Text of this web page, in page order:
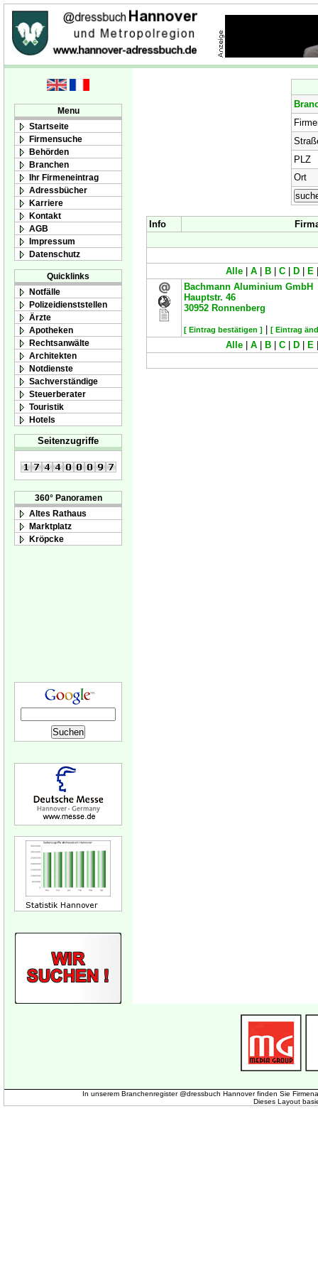
Menu
Startseite
Firmensuche
Behörden
Branchen
Ihr Firmeneintrag
Adressbücher
Karriere
Kontakt
AGB
Impressum
Datenschutz
Quicklinks
Notfälle
Polizeidienststellen
Ärzte
Apotheken
Rechtsanwälte
Architekten
Notdienste
Sachverständige
Steuerberater
Touristik
Hotels
Seitenzugriffe
360° Panoramen
Altes Rathaus
Marktplatz
Kröpcke
PLZ
Ort
Info
Alle A B C D E
Bachmann Aluminium GmbH
Hauptstr. 46
30952 Ronnenberg
[ Eintrag bestätigen ] [ Eintrag
Alle A B C D E
In unserem Branchenregister @dressbuch Hannover finden Sie
Dieses Layout